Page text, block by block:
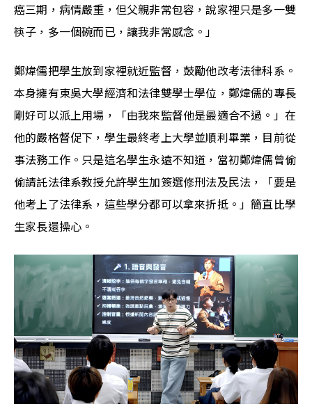
癌三期，病情嚴重，但父親非常包容，說家裡只是多一雙
筷子，多一個碗而已，讓我非常感念。」
鄭煒儒把學生放到家裡就近監督，鼓勵他改考法律科系。
本身擁有東吳大學經濟和法律雙學士學位，鄭煒儒的專長
剛好可以派上用場，「由我來監督他是最適合不過。」在
他的嚴格督促下，學生最終考上大學並順利畢業，目前從
事法務工作。只是這名學生永遠不知道，當初鄭煒儒曾偷
偷請託法律系教授允許學生加簽選修刑法及民法，「要是
他考上了法律系，這些學分都可以拿來折抵。」簡直比學
生家長還操心。